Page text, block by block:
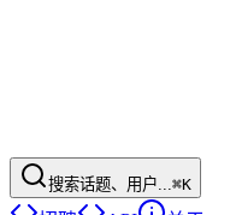
搜索话题、用户...⌘K